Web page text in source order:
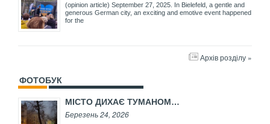
(opinion article) September 27, 2025. In Bielefeld, a gentle and
generous German city, an exciting and emotive event happened
for the
Архів розділу »
ФОТОБУК
МІСТО ДИХАЄ ТУМАНОМ…
Березень 24, 2026